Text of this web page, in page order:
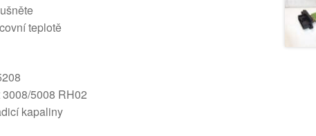
teplotě
5008 RH02
kapaliny